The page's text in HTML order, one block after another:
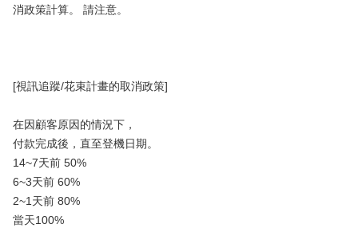
消政策計算。 請注意。
[視訊追蹤/花束計畫的取消政策]
在因顧客原因的情況下，
付款完成後，直至登機日期。
14~7天前 50%
6~3天前 60%
2~1天前 80%
當天100%